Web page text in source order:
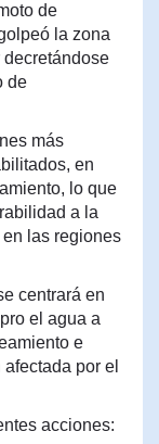
de
la zona
decretándose
de
más
en
lo que
a la
las regiones
centrará en
el agua a
e
por el
acciones: